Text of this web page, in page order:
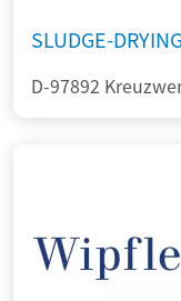
SLUDGE-
D-97892